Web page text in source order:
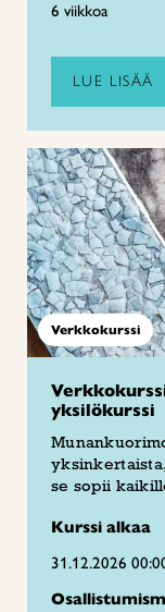
6 viikkoa
LUE LISÄÄ
Verkkokurssi
yksilökurssi
se sopii
Kurssi alkaa
31.12.2026